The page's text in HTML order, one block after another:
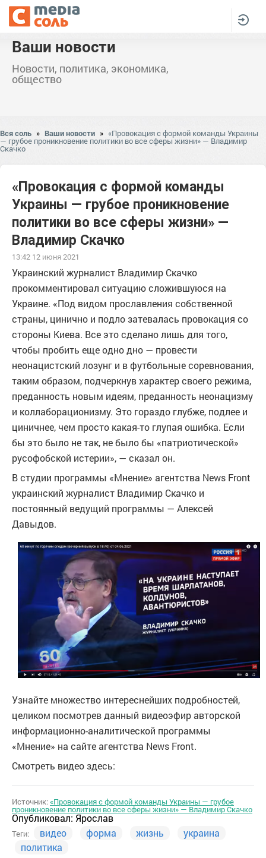
Ваши новости
Новости, политика, экономика,
общество
Вся соль » Ваши новости » «Провокация с формой команды Украины
— грубое проникновение политики во все сферы жизни» — Владимир
Скачко
«Провокация с формой команды
Украины — грубое проникновение
политики во все сферы жизни» —
Владимир Скачко
13:42 12 июня 2021
Украинский журналист Владимир Скачко
прокомментировал ситуацию сложившуюся на
Украине. «Под видом прославления собственной
страны, цинично и подло затевалась провокация со
стороны Киева. Все это сделано лишь для того,
чтобы пробить еще одно дно — провести
неонацистский лозунг и в футбольные соревнования,
таким образом, подчеркнув характер своего режима,
преданность новым идеям, преданность неонацизму
и коллаборационизму. Это гораздо глубже, подлее и
циничнее, чем просто какая-то глупая ошибка. Если
бы это было не так, не было бы «патриотической»
русофобской истерии», — сказал он.
В студии программы «Мнение» агентства News Front
украинский журналист Владимир Скачко и
постоянный ведущий программы — Алексей
Давыдов.
Узнайте множество интереснейших подробностей,
целиком посмотрев данный видеоэфир авторской
информационно-аналитической программы
«Мнение» на сайте агентства News Front.
Смотреть видео здесь:
Источник:«Провокация с формой команды Украины — грубое
проникновение политики во все сферы жизни» — Владимир Скачко
Опубликовал: Ярослав
Теги: видео форма жизнь
украина
политика